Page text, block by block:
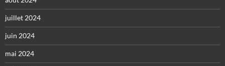
juillet 2024
juin 2024
mai 2024